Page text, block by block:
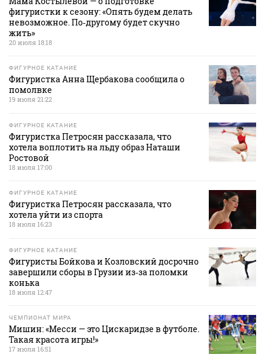
фигуристки к сезону: «Опять будем делать
невозможное. По‑другому будет скучно
жить»
20 июля 18:18
ФИГУРНОЕ КАТАНИЕ
Фигуристка Анна Щербакова сообщила о
помолвке
19 июля 21:22
ФИГУРНОЕ КАТАНИЕ
Фигуристка Петросян рассказала, что
хотела воплотить на льду образ Наташи
Ростовой
18 июля 17:00
ФИГУРНОЕ КАТАНИЕ
Фигуристка Петросян рассказала, что
хотела уйти из спорта
18 июля 16:23
ФИГУРНОЕ КАТАНИЕ
Фигуристы Бойкова и Козловский досрочно
завершили сборы в Грузии из‑за поломки
конька
18 июля 12:47
ЧЕМПИОНАТ МИРА
Мишин: «Месси — это Цискаридзе в футболе.
Такая красота игры!»
17 июля 16:51